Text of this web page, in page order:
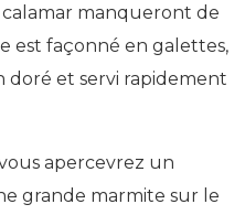
manqueront de
est façonné en galettes,
doré et servi rapidement
apercevrez un
grande marmite sur le